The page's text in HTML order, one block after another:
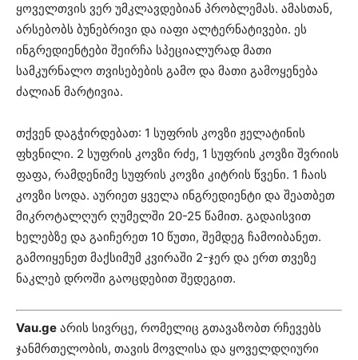
ყოველთვის ვერ უმკლავდებიან პრობლემას. ამასთან,
არსებობს ბუნებრივი და იაფი ალტერნატივები. ეს
ინგრედიენტები შეირჩა სპეციალურად მათი
სამკურნალო თვისებების გამო და მათი გამოყენება
ძალიან მარტივია.
თქვენ დაგჭირდებათ: 1 სუფრის კოვზი ჟელატინის
ფხვნილი. 2 სუფრის კოვზი რძე, 1 სუფრის კოვზი შვრიის
ფაფა, რამდენიმე სუფრის კოვზი კიტრის წვენი. 1 ჩაის
კოვზი სოდა. აურიეთ ყველა ინგრედიენტი და შეათბეთ
მიკროტალღურ ღუმელში 20-25 წამით. გადაისვით
ხელებზე და გაიჩერეთ 10 წუთი, შემდეგ ჩამოიბანეთ.
გამოიყენეთ მაქსიმუმ კვირაში 2-ჯერ და ერთ თვეზე
ნაკლებ დროში გაოცდებით შედეგით.
Vau.ge არის სივრცე, რომელიც გთავაზობთ რჩევებს
ჯანმრთელობის, თავის მოვლისა და ყოველდღიური